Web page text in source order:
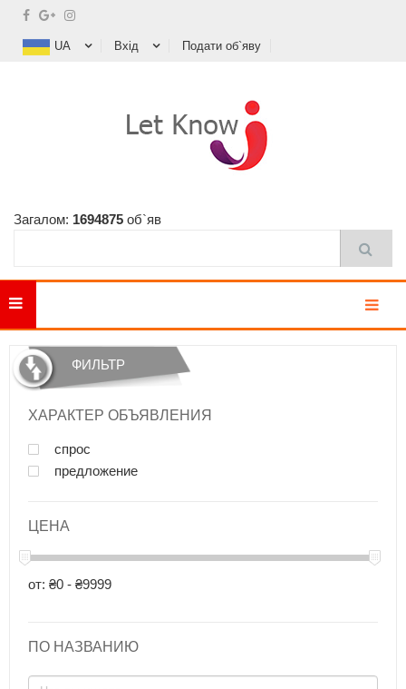
UA Вхід Подати об`яву
Загалом: 1694875 об`яв
ФИЛЬТР
ХАРАКТЕР ОБЪЯВЛЕНИЯ
спрос
предложение
ЦЕНА
от: ₴0 - ₴9999
ПО НАЗВАНИЮ